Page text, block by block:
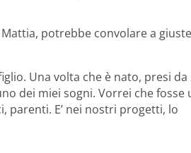
potrebbe convolare a
Una volta che è nato, presi
dei miei sogni. Vorrei che fosse
parenti. E’ nei nostri progetti, lo